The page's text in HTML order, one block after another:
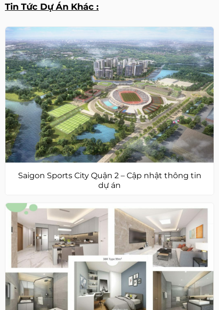
Tin Tức Dự Án Khác :
Saigon Sports City Quận 2 – Cập nhật thông tin
dự án